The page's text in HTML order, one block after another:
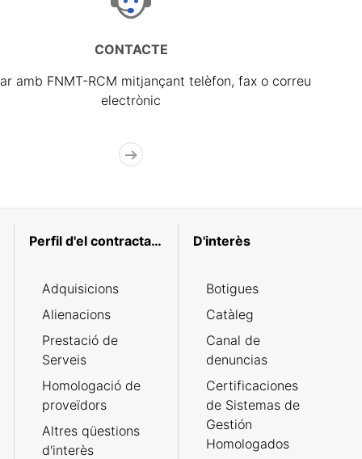
CONTACTE
amb FNMT-RCM mitjançant telèfon, fax o correu
electrònic
Perfil d'el contractant
Adquisicions
Alienacions
Prestació de
Serveis
Homologació de
proveïdors
Altres qüestions
d'interès
D'interès
Botigues
Catàleg
Canal de
denuncias
Certificaciones
de Sistemas de
Gestión
Homologados